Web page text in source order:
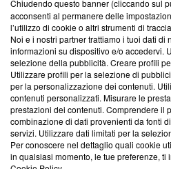
Team editoriale
Corporate
Redazione
Informativa Privacy
Cookie Policy
Blasting SA, IDI CHE-
Lugano (Svizzera) Tel:+39
Chiudendo questo banner (cliccando sul
acconsenti al permanere delle
l’utilizzo di cookie o altri strumenti di
Noi e i nostri partner trattiamo i tuoi dati di
informazioni su dispositivo e/o accedervi.
selezione della pubblicità. Creare profili
Utilizzare profili per la selezione di
per la personalizzazione dei contenuti.
contenuti personalizzati. Misurare le
prestazioni dei contenuti. Comprendere il
combinazione di dati provenienti da fonti
servizi. Utilizzare dati limitati per la
Per conoscere nel dettaglio quali cookie
in qualsiasi momento, le tue preferenze, ti